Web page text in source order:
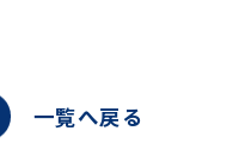
一覧へ戻る